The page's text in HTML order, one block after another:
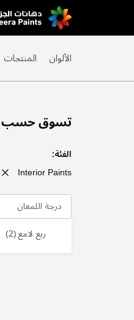
Skip
to
الألوان المنتجات
تسوق حسب
الفئة
Interior Paints
درجة اللمعان
ربع لامع 2منتج